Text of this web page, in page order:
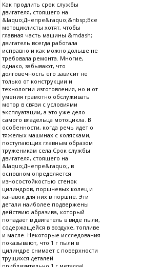
Как продлить срок службы
двигателя, стоящего на
&laquo;Днепре&raquo;&nbsp;Все
мотоциклисты хотят, чтобы
главная часть машины &mdash;
двигатель всегда работала
исправно и как можно дольше не
требовала ремонта. Многие,
однако, забывают, что
долговечность его зависит не
только от конструкции и
технологии изготовления, но и от
умения грамотно обслуживать
мотор в связи с условиями
эксплуатации, а это уже дело
самого владельца мотоцикла. В
особенности, когда речь идет о
тяжелых машинах с колясками,
поступающих главным образом
труженикам села.Срок службы
двигателя, стоящего на
&laquo;Днепре&raquo;, в
основном определяется
износостойкостью стенок
цилиндров, поршневых колец и
канавок для них в поршне. Эти
детали наиболее подвержены
действию абразива, который
попадает в двигатель в виде пыли,
содержащейся в воздухе, топливе
и масле. Некоторые исследования
показывают, что 1 г пыли в
цилиндре снимает с поверхности
трущихся деталей